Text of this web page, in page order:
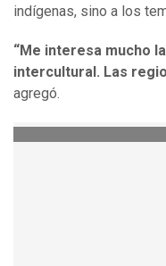
indígenas, sino a los
“Me interesa mucho
intercultural. Las
agregó.